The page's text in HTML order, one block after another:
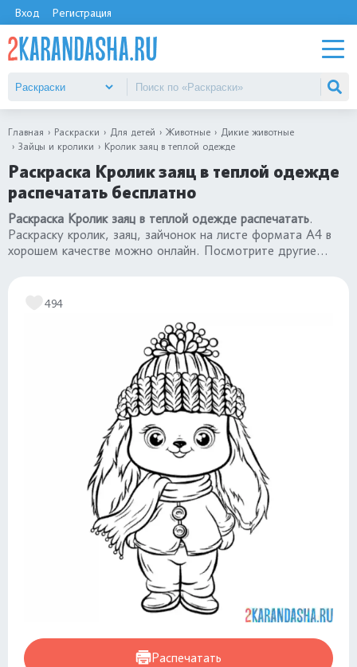
Вход Регистрация
Главная Раскраски Для детей Животные
Дикие животные
Зайцы и кролики
Кролик заяц в теплой одежде
Раскраска Кролик заяц в теплой одежде
распечатать бесплатно
Раскраска Кролик заяц в теплой одежде распечатать.
Раскраску кролик, заяц, зайчонок на листе формата А4 в
хорошем качестве можно онлайн. Посмотрите другие
494
Распечатать